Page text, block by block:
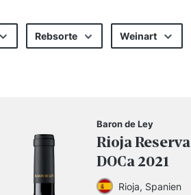
Rebsorte Weinart
Baron de Ley
Rioja Reserva
DOCa 2021
Rioja, Spanien